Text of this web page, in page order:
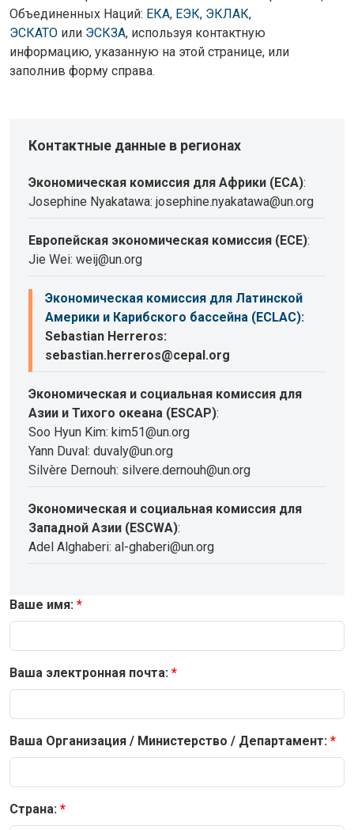
Объединенных Наций: ЕКА, ЕЭК, ЭКЛАК,
ЭСКАТО или ЭСКЗА, используя контактную
информацию, указанную на этой странице, или
заполнив форму справа.
Контактные данные в регионах
Экономическая комиссия для Африки (ECA):
Josephine Nyakatawa: josephine.nyakatawa@un.org
Европейская экономическая комиссия (ECE):
Jie Wei: weij@un.org
Экономическая комиссия для Латинской
Америки и Карибского бассейна (ECLAC):
Sebastian Herreros:
sebastian.herreros@cepal.org
Экономическая и социальная комиссия для
Азии и Тихого океана (ESCAP):
Soo Hyun Kim: kim51@un.org
Yann Duval: duvaly@un.org
Silvère Dernouh: silvere.dernouh@un.org
Экономическая и социальная комиссия для
Западной Азии (ESCWA):
Adel Alghaberi: al-ghaberi@un.org
Ваше имя:
Ваша электронная почта:
Ваша Организация / Министерство / Департамент:
Страна: